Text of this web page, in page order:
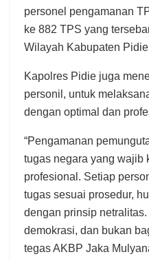
personel pengamanan
ke 882 TPS yang
Wilayah Kabupaten
Kapolres Pidie juga
personil, untuk
dengan optimal dan
“Pengamanan
tugas negara yang wajib
profesional. Setiap
tugas sesuai prosedur,
dengan prinsip
demokrasi, dan bukan
tegas AKBP Jaka